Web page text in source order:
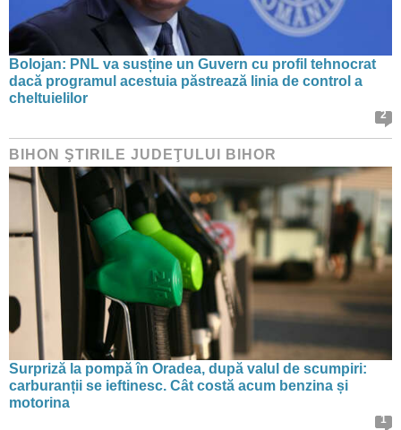
Bolojan: PNL va susține un Guvern cu profil tehnocrat
dacă programul acestuia păstrează linia de control a
cheltuielilor
2
BIHON ŞTIRILE JUDEŢULUI BIHOR
Surpriză la pompă în Oradea, după valul de scumpiri:
carburanții se ieftinesc. Cât costă acum benzina și
motorina
1